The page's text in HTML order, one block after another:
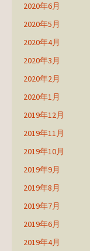
2020年6月
2020年5月
2020年4月
2020年3月
2020年2月
2020年1月
2019年12月
2019年11月
2019年10月
2019年9月
2019年8月
2019年7月
2019年6月
2019年4月